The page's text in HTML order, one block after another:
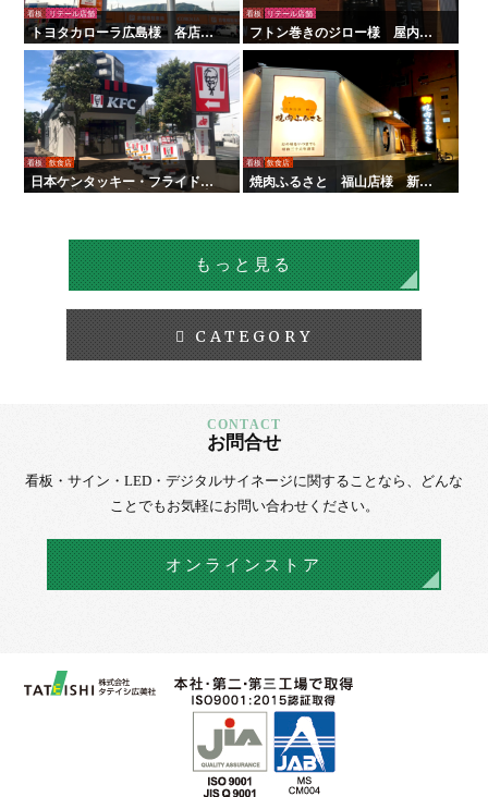
看板 リテール店舗
トヨタカローラ広島様 各店舗
サイン工事
看板 リテール店舗
フトン巻きのジロー様 屋内外
看板・サイン
看板 飲食店
日本ケンタッキー・フライド・
チキン様 全国店舗サイン工事 |
看板 飲食店
焼肉ふるさと 福山店様 新装
サイン工事
もっと見る
CATEGORY
お問合せ
看板・サイン・LED・デジタルサイネージに関することなら、
どんな
ことでもお気軽にお問い合わせください。
オンラインストア